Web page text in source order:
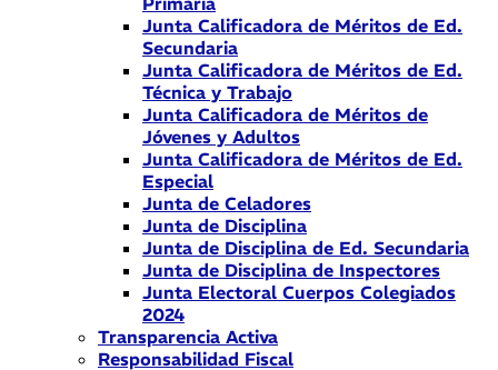
Junta Calificadora de Méritos de Ed.
Secundaria
Junta Calificadora de Méritos de Ed.
Técnica y Trabajo
Junta Calificadora de Méritos de
Jóvenes y Adultos
Junta Calificadora de Méritos de Ed.
Especial
Junta de Celadores
Junta de Disciplina
Junta de Disciplina de Ed. Secundaria
Junta de Disciplina de Inspectores
Junta Electoral Cuerpos Colegiados
2024
Transparencia Activa
Responsabilidad Fiscal